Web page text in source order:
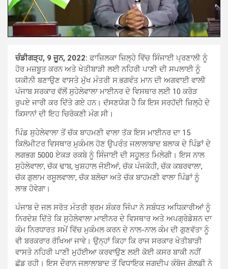
ਚੰਡੀਗੜ੍ਹ, 9 ਜੂਨ, 2022: ਫਾਜ਼ਿਲਕਾ ਜ਼ਿਲ੍ਹੇ ਵਿੱਚ ਸਿੰਜਾਈ ਪ੍ਰਣਾਲੀ ਨੂੰ
ਹੋਰ ਮਜ਼ਬੂਤ ਕਰਨ ਅਤੇ ਖੇਤੀਬਾੜੀ ਲਈ ਨਹਿਰੀ ਪਾਣੀ ਦੀ ਸਪਲਾਈ ਨੂੰ
ਯਕੀਨੀ ਬਣਾਉਣ ਵਾਸਤੇ ਮੁੱਖ ਮੰਤਰੀ ਸ.ਭਗਵੰਤ ਮਾਨ ਦੀ ਅਗਵਾਈ ਵਾਲੀ
ਪੰਜਾਬ ਸਰਕਾਰ ਵੱਲੋਂ ਸੁਹੇਲੇਵਾਲਾ ਮਾਈਨਰ ਦੇ ਵਿਸਥਾਰ ਲਈ 10 ਕਰੋੜ
ਰੁਪਏ ਜਾਰੀ ਕਰ ਦਿੱਤੇ ਗਏ ਹਨ। ਦੱਸਣਯੋਗ ਹੈ ਕਿ ਇਸ ਸਰਹੱਦੀ ਜ਼ਿਲ੍ਹੇ ਦੇ
ਕਿਸਾਨਾਂ ਦੀ ਇਹ ਚਿਰੋਕਣੀ ਮੰਗ ਸੀ।
ਪਿੰਡ ਸੁਹੇਲੇਵਾਲਾ ਤੋਂ ਚੱਕ ਬਾਹਮਣੀ ਵਾਲਾ ਤੱਕ ਇਸ ਮਾਈਨਰ ਦਾ 15
ਕਿਲੋਮੀਟਰ ਵਿਸਥਾਰ ਮੁਕੰਮਲ ਹੋਣ ਉਪਰੰਤ ਜਲਾਲਾਬਾਦ ਬਲਾਕ ਦੇ ਪਿੰਡਾਂ ਦੇ
ਲਗਭਗ 5000 ਏਕੜ ਰਕਬੇ ਨੂੰ ਸਿੰਜਾਈ ਦੀ ਸਹੂਲਤ ਮਿਲੇਗੀ। ਇਸ ਨਾਲ
ਸੁਹੇਲੇਵਾਲਾ, ਚੱਕ ਢਾਬ, ਖੁਸ਼ਹਾਲ ਜੋਈਆਂ, ਚੱਕ ਪੰਜਕੋਹੀ, ਚੱਕ ਕਬਰਵਾਲਾ,
ਚੱਕ ਗੁਲਾਮ ਰਸੂਲਵਾਲਾ, ਚੱਕ ਬਲੋਚਾ ਅਤੇ ਚੱਕ ਬਾਹਮਣੀ ਵਾਲਾ ਪਿੰਡਾਂ ਨੂੰ
ਲਾਭ ਹੋਵੇਗਾ।
ਪੰਜਾਬ ਦੇ ਜਲ ਸਰੋਤ ਮੰਤਰੀ ਬ੍ਰਮ ਸ਼ੰਕਰ ਜਿੰਪਾ ਨੇ ਸਬੰਧਤ ਅਧਿਕਾਰੀਆਂ ਨੂੰ
ਨਿਰਦੇਸ਼ ਦਿੱਤੇ ਕਿ ਸੁਹੇਲੇਵਾਲਾ ਮਾਈਨਰ ਦੇ ਵਿਸਥਾਰ ਅਤੇ ਅਪਗ੍ਰੇਡੇਸ਼ਨ ਦਾ
ਕੰਮ ਨਿਰਧਾਰਤ ਸਮੇਂ ਵਿੱਚ ਮੁਕੰਮਲ ਕਰਨ ਦੇ ਨਾਲ-ਨਾਲ ਕੰਮ ਦੀ ਗੁਣਵੱਤਾ ਨੂੰ
ਵੀ ਬਰਕਰਾਰ ਰੱਖਿਆ ਜਾਵੇ। ਉਨ੍ਹਾਂ ਕਿਹਾ ਕਿ ਰਾਜ ਸਰਕਾਰ ਖੇਤੀਬਾੜੀ
ਵਾਸਤੇ ਨਹਿਰੀ ਪਾਣੀ ਮੁਹੱਈਆ ਕਰਵਾਉਣ ਲਈ ਕੋਈ ਕਸਰ ਬਾਕੀ ਨਹੀਂ
ਛੱਡ ਰਹੀ। ਇਸ ਦੌਰਾਨ ਜਲਾਲਾਬਾਦ ਤੋਂ ਵਿਧਾਇਕ ਜਗਦੀਪ ਕੰਬੋਜ ਗੋਲਡੀ ਨੇ